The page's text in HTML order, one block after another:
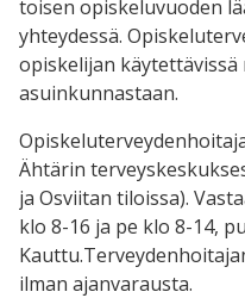
toisen opiskeluvuoden
yhteydessä.
opiskelijan
asuinkunnastaan.
Ähtärin
ja Osviitan tiloissa).
klo 8-16 ja pe klo 8-14,
ilman ajanvarausta.